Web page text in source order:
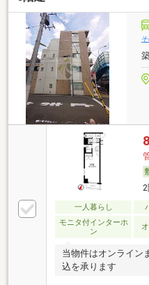
一人暮らし
モニタ付インターホ
ン
当物件はオンライン
込を承ります